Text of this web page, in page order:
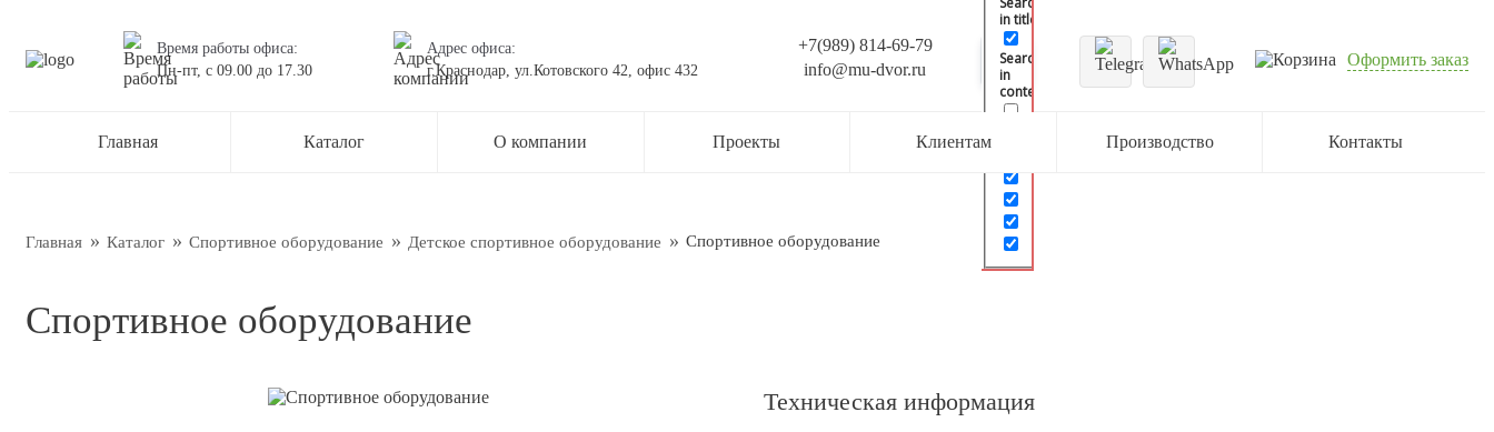
Время работы офиса:
Пн-пт, с 09.00 до 17.30
Адрес офиса:
г.Краснодар, ул.Котовского 42, офис 432
+7(989) 814-69-79
info@mu-dvor.ru
in title
Search
in
content
Оформить заказ
Главная Каталог О компании
Новости
Проекты Клиентам Производство Контакты
Главная Каталог Спортивное оборудование Детское спортивное оборудование Спортивное оборудование
Спортивное оборудование
Техническая информация
Наш менеджер свяжется с вами в ближайшее время